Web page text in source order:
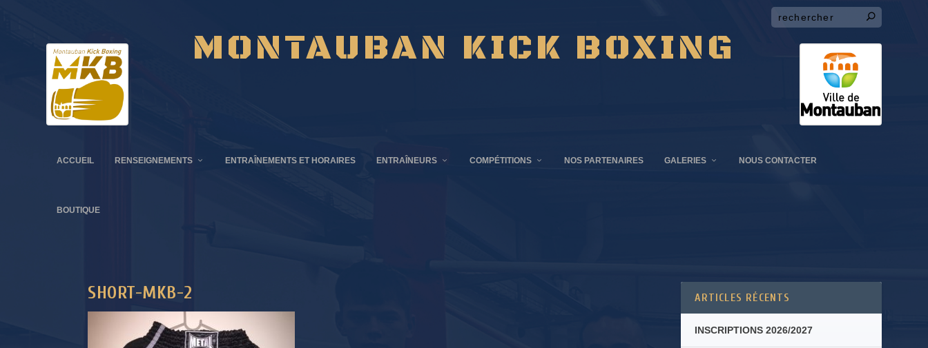
MONTAUBAN KICK BOXING
ACCUEIL RENSEIGNEMENTS ENTRAÎNEMENTS ET HORAIRES ENTRAÎNEURS COMPÉTITIONS NOS PARTENAIRES GALERIES NOUS CONTACTER
BOUTIQUE
SHORT-MKB-2 ARTICLES RÉCENTS
INSCRIPTIONS 2026/2027